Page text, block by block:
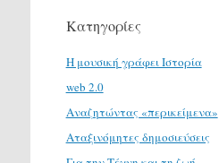
Κατηγορίες
H μουσική γράφει Ιστορία
web 2.0
Αναζητώντας «περικείμενα»
Αταξινόμητες δημοσιεύσεις